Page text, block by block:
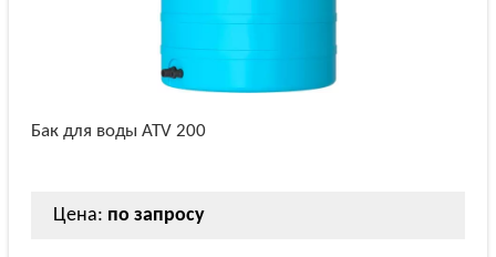
Бак для воды ATV 200
Цена: по запросу